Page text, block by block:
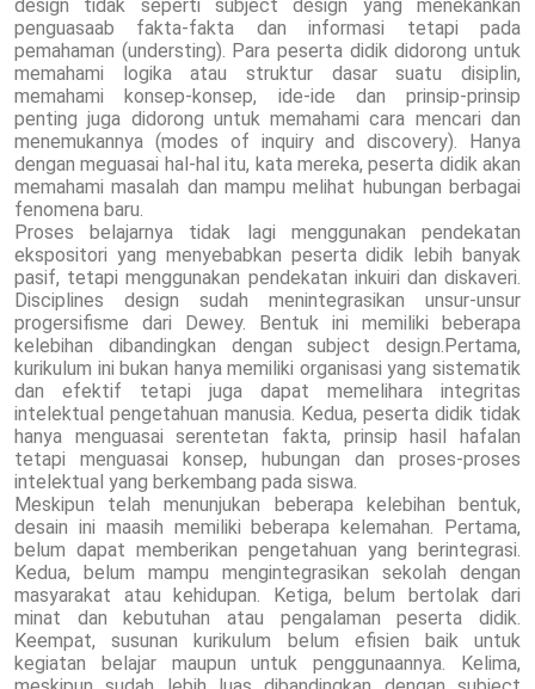
design tidak seperti subject design yang menekankan
penguasaab fakta-fakta dan informasi tetapi pada
pemahaman (understing). Para peserta didik didorong untuk
memahami logika atau struktur dasar suatu disiplin,
memahami konsep-konsep, ide-ide dan prinsip-prinsip
penting juga didorong untuk memahami cara mencari dan
menemukannya (modes of inquiry and discovery). Hanya
dengan meguasai hal-hal itu, kata mereka, peserta didik akan
memahami masalah dan mampu melihat hubungan berbagai
fenomena baru.
Proses belajarnya tidak lagi menggunakan pendekatan
ekspositori yang menyebabkan peserta didik lebih banyak
pasif, tetapi menggunakan pendekatan inkuiri dan diskaveri.
Disciplines design sudah menintegrasikan unsur-unsur
progersifisme dari Dewey. Bentuk ini memiliki beberapa
kelebihan dibandingkan dengan subject design.Pertama,
kurikulum ini bukan hanya memiliki organisasi yang sistematik
dan efektif tetapi juga dapat memelihara integritas
intelektual pengetahuan manusia. Kedua, peserta didik tidak
hanya menguasai serentetan fakta, prinsip hasil hafalan
tetapi menguasai konsep, hubungan dan proses-proses
intelektual yang berkembang pada siswa.
Meskipun telah menunjukan beberapa kelebihan bentuk,
desain ini maasih memiliki beberapa kelemahan. Pertama,
belum dapat memberikan pengetahuan yang berintegrasi.
Kedua, belum mampu mengintegrasikan sekolah dengan
masyarakat atau kehidupan. Ketiga, belum bertolak dari
minat dan kebutuhan atau pengalaman peserta didik.
Keempat, susunan kurikulum belum efisien baik untuk
kegiatan belajar maupun untuk penggunaannya. Kelima,